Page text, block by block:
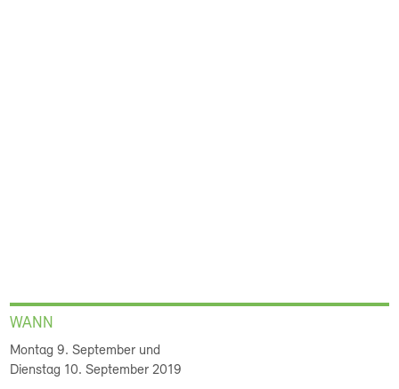
WANN
Montag 9. September und
Dienstag 10. September 2019